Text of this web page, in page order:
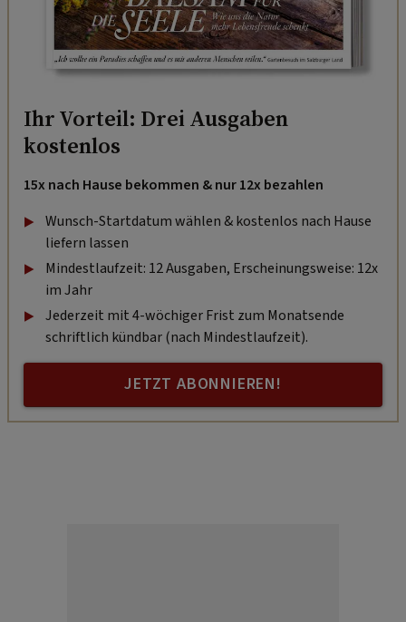
Ihr Vorteil: Drei Ausgaben
kostenlos
15x nach Hause bekommen & nur 12x bezahlen
Wunsch-Startdatum wählen & kostenlos nach Hause
liefern lassen
Mindestlaufzeit: 12 Ausgaben, Erscheinungsweise: 12x
im Jahr
Jederzeit mit 4-wöchiger Frist zum Monatsende
schriftlich kündbar (nach Mindestlaufzeit).
JETZT ABONNIEREN!